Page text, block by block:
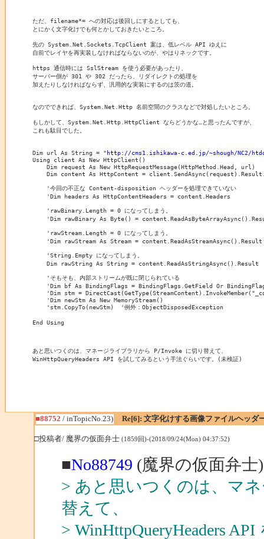
ただ、filename*= への対応は後回しにするとしても、
とにかく文字化けでも何とかしておきたいところ。
先の System.Net.Sockets.TcpClient 案は、低レベル API ゆえに
自前でレイヤを再実装しなければならないのが、やはりネックです。
https 通信時には SslStream を使う必要があったり、
サーバー側が 301 や 302 だったら、リダイレクトの処理を
加えたりしなければならず、汎用的な実装にするのは茨の道。
なのでできれば、System.Net.Http 名前空間のクラスなどで対処したいところ。
もしかして、System.Net.Http.HttpClient ならどうかな…と思ったんですが、
これも駄目でした。
Dim url As String = "http://cms1.ishikawa-c.ed.jp/~shough/NC2/
Using client As New HttpClient()
    Dim request As New HttpRequestMessage(HttpMethod.Head, url)
Dim content As HttpContent =
    '今回の不正な Content-disposition ヘッダーを処理できていない
    'Dim headers As HttpContentHeaders = content.Headers
    'rawBinary.Length = 0 になってしまう。
'Dim rawBinary As Byte() =
    'rawStream.Length = 0 になってしまう。
    'Dim rawStream As Stream = content.ReadAsStreamAsync().Result
    'String.Empty になってしまう。
    Dim rawString As String = content.ReadAsStringAsync().Result
    'そもそも、内部ストリームが既に閉じられている
'Dim bf As BindingFlags = BindingFlags.GetField Or
'Dim stm =
    'Dim newStm As New MemoryStream()
    'stm.CopyTo(newStm)  '例外：ObjectDisposedException
End Using
あと思いつくのは、マネージライブラリから P/Invoke に切り替えて、
WinHttpQueryHeaders API を試してみるという手法ぐらいです。(未検証)
■88752 / inTopicNo.23) Re[6]: 文字化けする画像ファイルヘッダ
□投稿者/ 魔界の仮面弁士(1859回)-(2018/09/24(Mon) 04:37:52)
■No88749 (魔界の仮面弁士
> あと思いつくのは、マ
替えて、
> WinHttpQueryHeaders